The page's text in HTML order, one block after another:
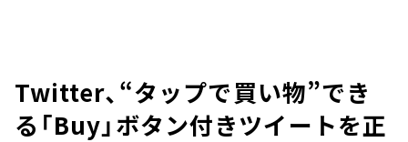
Twitter、“タップで買い物”でき
る「Buy」ボタン付きツイートを正